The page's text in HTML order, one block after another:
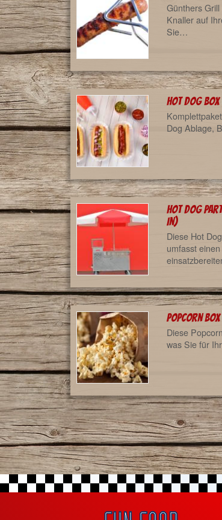
Günthers
Knaller auf
Sie…
Hot Dog
Dog Ablage,
Hot Dog
in)
Diese Hot
umfasst einen
Popcorn
Diese
was Sie für